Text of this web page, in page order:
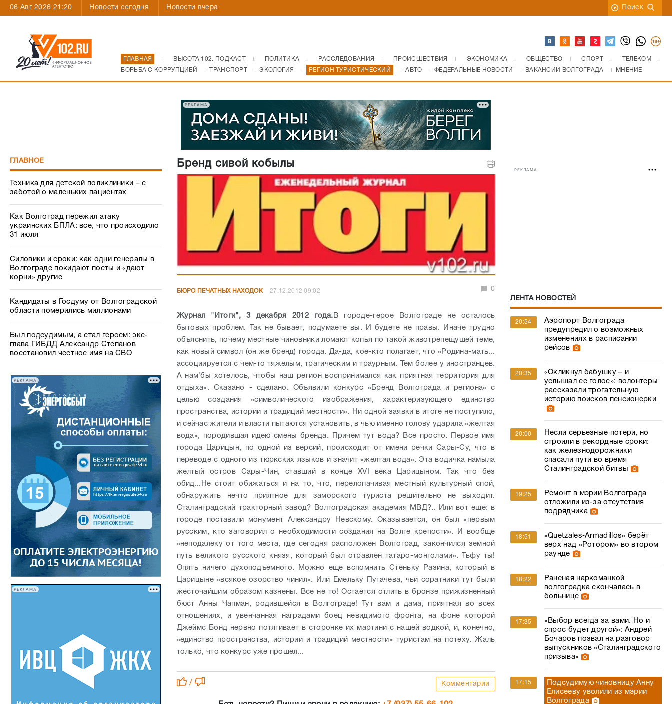
06 Авг 2026 21:20 Новости сегодня Новости вчера Поиск
ГЛАВНАЯ ВЫСОТА 102. ПОДКАСТ ПОЛИТИКА РАССЛЕДОВАНИЯ ПРОИСШЕСТВИЯ ЭКОНОМИКА ОБЩЕСТВО СПОРТ
ТЕЛЕКОМ
БОРЬБА С КОРРУПЦИЕЙ
ТРАНСПОРТ ЭКОЛОГИЯ РЕГИОН ТУРИСТИЧЕСКИЙ АВТО ФЕДЕРАЛЬНЫЕ НОВОСТИ ВАКАНСИИ ВОЛГОГРАДА МНЕНИЕ
РЕКЛАМА
ГЛАВНОЕ
Техника для детской поликлиники – с
заботой о маленьких пациентах
Как Волгоград пережил атаку
украинских БПЛА: все, что происходило
31 июля
Силовики и сроки: как одни генералы в
Волгограде покидают посты и «дают
корни» другие
Кандидаты в Госдуму от Волгоградской
области померились миллионами
Был подсудимым, а стал героем: экс-
глава ГИБДД Александр Степанов
восстановил честное имя на СВО
РЕКЛАМА
РЕКЛАМА
Бренд сивой кобылы
БЮРО ПЕЧАТНЫХ НАХОДОК 27.12.2012 09:02 0
Журнал "Итоги", 3 декабря 2012 года. В городе-герое Волгограде не осталось
бытовых проблем. Так не бывает, подумаете вы. И будете не правы. Иначе трудно
объяснить, почему местные чиновники ломают копья по такой животрепещущей теме,
как новый символ (он же бренд) города. Да-да, кое-кто полагает, что «Родина-мать...
ассоциируется с чем-то тяжелым, трагическим и траурным. Тем более у иностранцев.
А нам'бы хотелось, чтобы наш регион воспринимался как приятная территория для
отдыха». Сказано - сделано. Объявили конкурс «Бренд Волгограда и региона» с
целью создания «символического изображения, характеризующего единство
пространства, истории и традиций местности». Ни одной заявки в итоге не поступило,
и сейчас жители и власти пытаются установить, в чью именно голову ударила «желтая
вода», породившая идею смены бренда. Причем тут вода? Все просто. Первое имя
города Царицын, по одной из версий, происходит от имени речки Сары-Су, что в
переводе с одного из тюркских языков и значит «желтая вода». Эта водичка намыла
желтый остров Сары-Чин, ставший в конце XVI века Царицыном. Так что без
обид... Не стоит обижаться и на тo, что, перелопачивая местный культурный спой,
обнаружить нечто приятное для заморского туриста решительно не выходит.
Сталинградский тракторный завод? Волгоградская академия МВД?.. Или вот еще: в
городе поставили монумент Александру Невскому. Оказывается, он был «первым
русским, кто заговорил о необходимости создания на Волге крепости». И вообще
«неподалеку от того места, где сегодня расположен Волгоград, закончился земной
путь великого русского князя, который был отравлен татаро-монголами».
Тьфу ты!
Опять ничего духоподъемного. Можно еще вспомнить Стеньку Разина, который в
Царицыне «всякое озорство чинил». Или Емельку Пугачева, чьи соратники тут были
жесточайшим образом казнены. Все не то!Остается отлить в бронзе прижизненный
бюст Анны Чапман, родившейся в Волгограде! Тут вам и дама, приятная во всех
отношениях, и увенчанная наградами боец невидимого фронта, на фоне которой
Джеймс Бонд нервно потягивает в сторонке их мартини с нашей водкой, и, конечно,
«единство пространства, истории и традиций местности» туристам на потеху. Жаль
только, что конкурс уже прошел...
/ Комментарии
РЕКЛАМА
ЛЕНТА НОВОСТЕЙ
20:54
Аэропорт Волгограда
предупредил о возможных
изменениях в расписании
рейсов
20:35
«Окликнул бабушку – и
услышал ее голос»: волонтеры
рассказали трогательную
историю поисков пенсионерки
20:00
Несли серьезные потери, но
строили в рекордные сроки:
как железнодорожники
спасали пути во время
Сталинградской битвы
19:25
Ремонт в мэрии Волгограда
отложили из-за отсутствия
подрядчика
18:51
«Quetzales‑Armadillos» берёт
верх над «Ротором» во втором
раунде
18:22
Раненая наркоманкой
волгоградка скончалась в
больнице
17:35
«Выбор всегда за вами. Но и
спрос будет другой»: Андрей
Бочаров позвал на разговор
выпускников «Сталинградского
призыва»
17:15
Подсудимую чиновницу Анну
Елисееву уволили из мэрии
Волгограда